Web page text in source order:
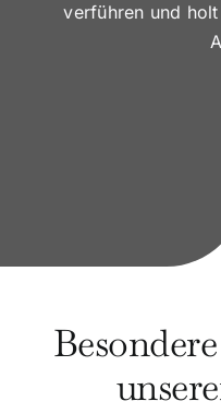
verführen und